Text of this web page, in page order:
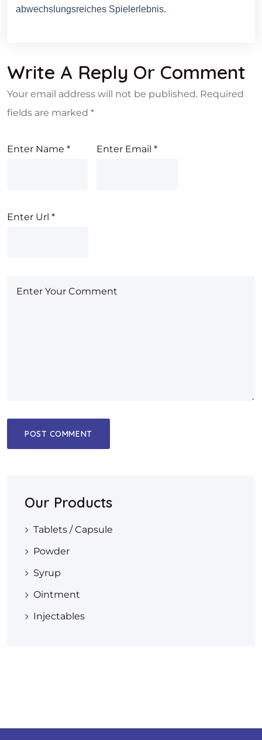
abwechslungsreiches Spielerlebnis.
Write A Reply Or Comment
Your email address will not be published. Required
fields are marked *
Enter Name * Enter Email*
Enter Url *
Our Products
Tablets / Capsule
Powder
Syrup
Ointment
Injectables